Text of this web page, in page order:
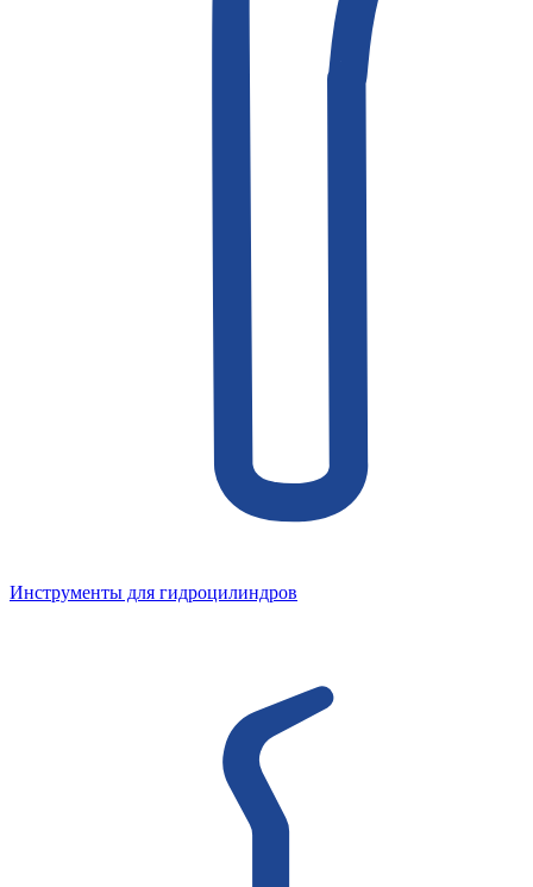
Инструменты для гидроцилиндров